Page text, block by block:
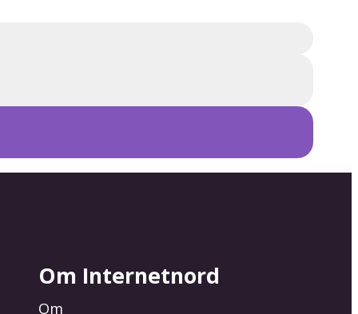
Om Internetnord
Om